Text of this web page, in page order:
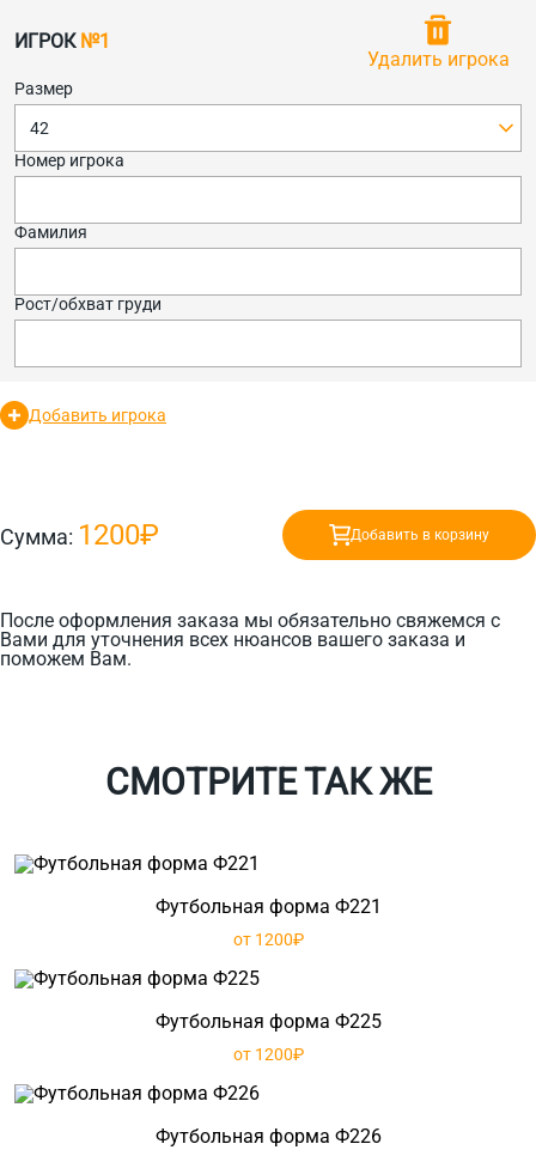
ИГРОК №1
Удалить игрока
Размер
42
Номер игрока
Фамилия
Рост/обхват груди
Добавить игрока
После оформления заказа мы обязательно свяжемся с
Вами для уточнения всех нюансов вашего заказа и
поможем Вам.
Сумма: 1200₽ Добавить в корзину
СМОТРИТЕ ТАК ЖЕ
Футбольная форма Ф221
от 1200₽
Футбольная форма Ф225
от 1200₽
Футбольная форма Ф226